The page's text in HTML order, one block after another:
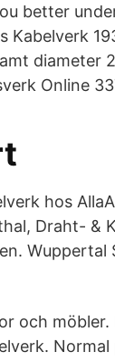
better
Kabelverk
diameter
Online
hos
Draht- &
och
Normal